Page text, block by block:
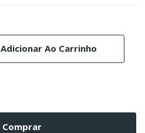
Adicionar Ao Carrinho
Comprar